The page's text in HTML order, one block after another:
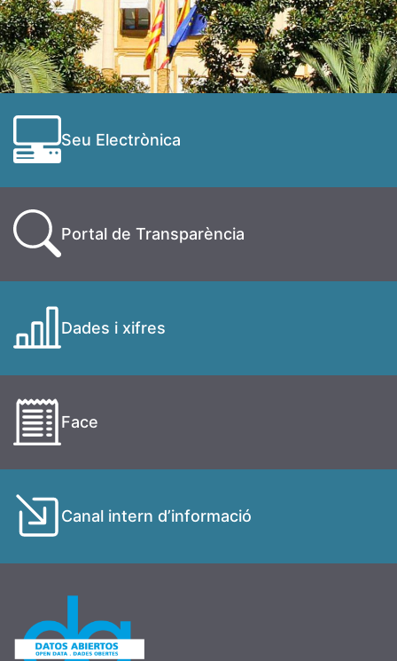
Seu Electrònica
Portal de Transparència
Dades i xifres
Face
Canal intern d’informació